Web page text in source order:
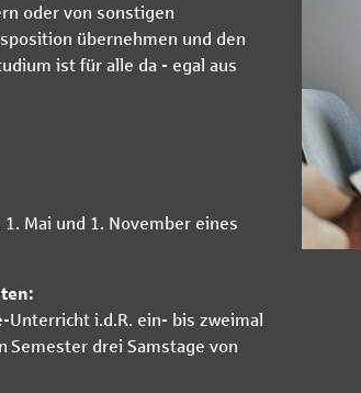
oder von sonstigen
übernehmen und den
ist für alle da - egal aus
Mai und 1. November eines
i.d.R. ein- bis zweimal
Semester drei Samstage von